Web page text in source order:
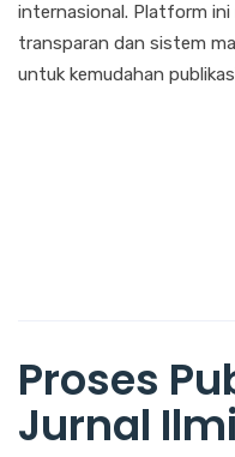
internasional. Platform ini
transparan dan sistem
untuk kemudahan
Proses
Jurnal